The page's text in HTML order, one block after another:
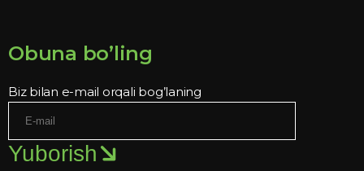
Obuna bo’ling
Biz bilan e-mail orqali bog’laning
Yuborish